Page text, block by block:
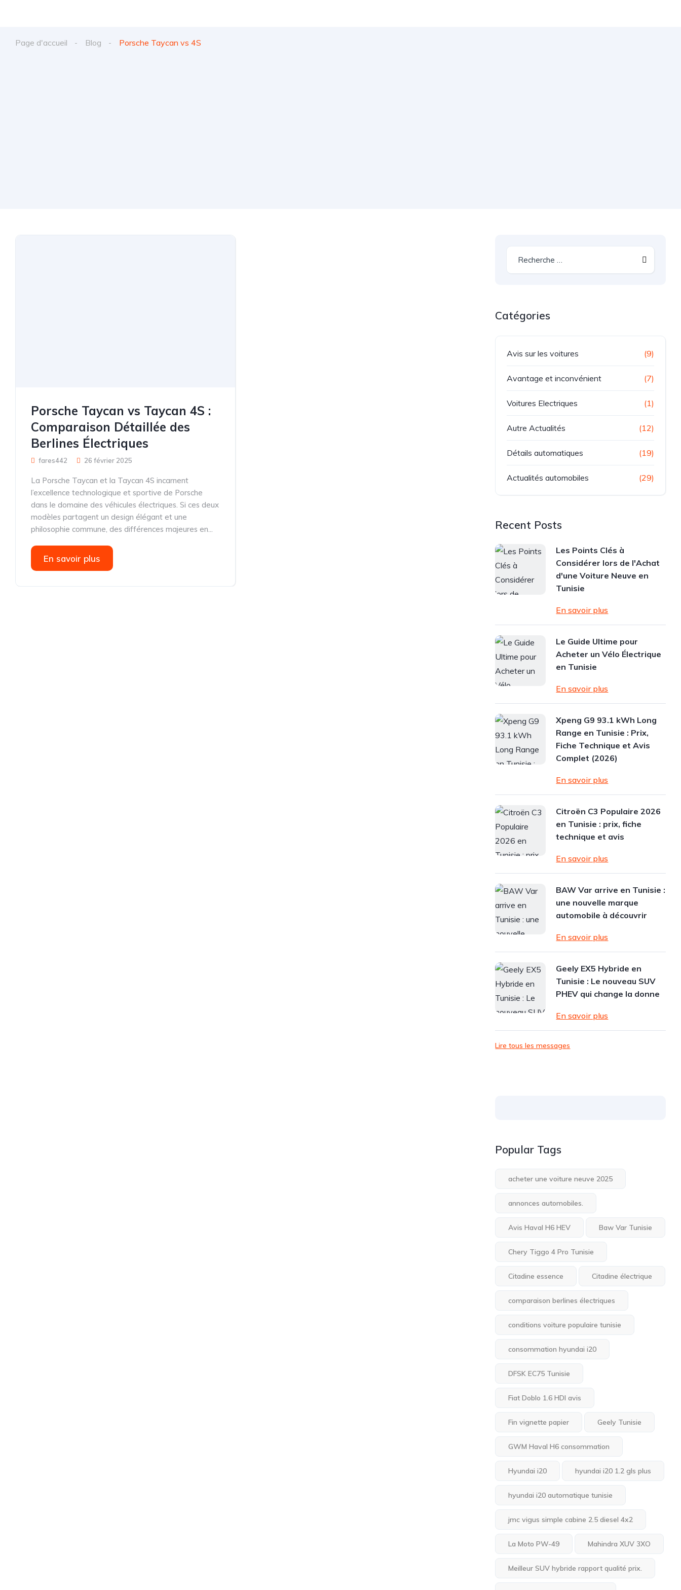
Page d'accueil Blog Porsche Taycan vs 4S
Porsche Taycan vs Taycan 4S :
Comparaison Détaillée des
Berlines Électriques
fares442 26 février 2025
La Porsche Taycan et la Taycan 4S incarnent
l’excellence technologique et sportive de Porsche
dans le domaine des véhicules électriques. Si ces deux
modèles partagent un design élégant et une
philosophie commune, des différences majeures en...
En savoir plus
Catégories
Avis sur les voitures (9)
Avantage et inconvénient (7)
Voitures Electriques (1)
Autre Actualités (12)
Détails automatiques (19)
Actualités automobiles (29)
Recent Posts
Les Points Clés à
Considérer lors de l'Achat
d'une Voiture Neuve en
Tunisie
En savoir plus
Le Guide Ultime pour
Acheter un Vélo Électrique
en Tunisie
En savoir plus
Xpeng G9 93.1 kWh Long
Range en Tunisie : Prix,
Fiche Technique et Avis
Complet (2026)
En savoir plus
Citroën C3 Populaire 2026
en Tunisie : prix, fiche
technique et avis
En savoir plus
BAW Var arrive en Tunisie :
une nouvelle marque
automobile à découvrir
En savoir plus
Geely EX5 Hybride en
Tunisie : Le nouveau SUV
PHEV qui change la donne
En savoir plus
Lire tous les messages
Popular Tags
acheter une voiture neuve 2025
annonces automobiles.
Avis Haval H6 HEV Baw Var Tunisie
Chery Tiggo 4 Pro Tunisie
Citadine essence Citadine électrique
comparaison berlines électriques
conditions voiture populaire tunisie
consommation hyundai i20
DFSK EC75 Tunisie
Fiat Doblo 1.6 HDI avis
Fin vignette papier Geely Tunisie
GWM Haval H6 consommation
Hyundai i20 hyundai i20 1.2 gls plus
hyundai i20 automatique tunisie
jmc vigus simple cabine 2.5 diesel 4x2
La Moto PW-49 Mahindra XUV 3XO
Meilleur SUV hybride rapport qualité prix.